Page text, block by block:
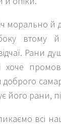
морально й
втому
Рани
хоче
доброго
його рани,
всі